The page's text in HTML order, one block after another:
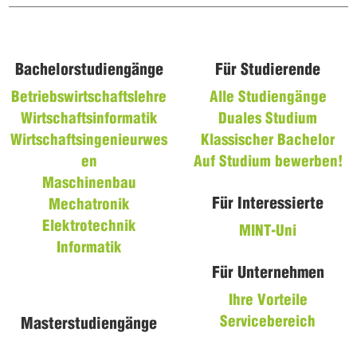
Bachelorstudiengänge
Betriebswirtschaftslehre
Wirtschaftsinformatik
Wirtschaftsingenieurwes
en
Maschinenbau
Mechatronik
Elektrotechnik
Informatik
Masterstudiengänge
Für Studierende
Alle Studiengänge
Duales Studium
Klassischer Bachelor
Auf Studium bewerben!
Für Interessierte
MINT-Uni
Für Unternehmen
Ihre Vorteile
Servicebereich